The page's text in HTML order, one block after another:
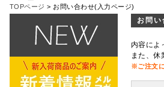
TOPページ > お問い合わせ(入力ページ)
お問
内容によ
また、休
※ご注文